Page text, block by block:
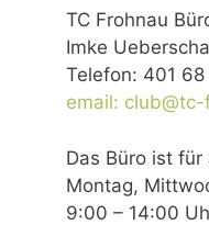
TC Frohnau
Imke
Telefon: 401 68
email:
Das Büro ist
Montag,
9:00 – 14:00